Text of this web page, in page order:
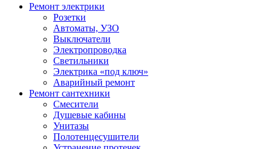
Ремонт электрики
Розетки
Автоматы, УЗО
Выключатели
Электропроводка
Светильники
Электрика «под ключ»
Аварийный ремонт
Ремонт сантехники
Смесители
Душевые кабины
Унитазы
Полотенцесушители